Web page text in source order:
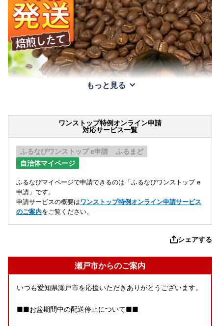
もっと見る
ワンストップ特例オンライン申請
対応サービス一覧
ふるなびワンストップ e申請
ふるまど
自治体マイページ
ふるなびマイページで申請できるのは「ふるなびワンストップ e
申請」です。
申請サービスの概要はワンストップ特例オンライン申請サービス
のご案内をご覧ください。
シェアする
瀬戸市からのご案内
いつも愛知県瀬戸市を応援いただきありがとうございます。
■■お盆期間中の配送停止について■■